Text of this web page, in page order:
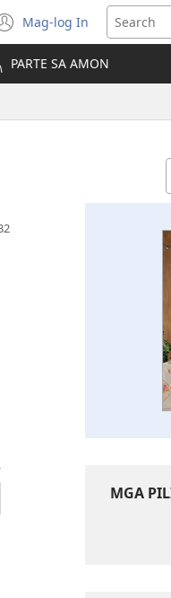
Mag-log In
(opens
new
window)
PARTE SA AMON
MGA